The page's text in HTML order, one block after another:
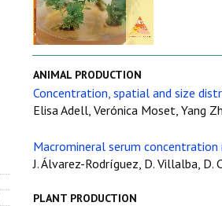
ANIMAL PRODUCTION
Concentration, spatial and size
Elisa Adell, Verónica Moset, Yang
Macromineral serum
J. Álvarez-Rodríguez, D. Villalba, D.
PLANT PRODUCTION